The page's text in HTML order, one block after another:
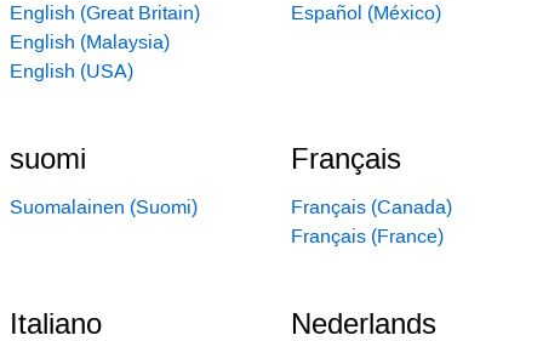
English (Great Britain)
English (Malaysia)
English (USA)
Español (México)
suomi
Suomalainen (Suomi)
Français
Français (Canada)
Français (France)
Italiano Nederlands